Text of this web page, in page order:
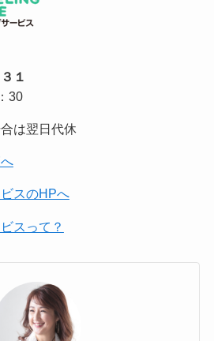
１
30
は翌日代休
スのHPへ
スって？